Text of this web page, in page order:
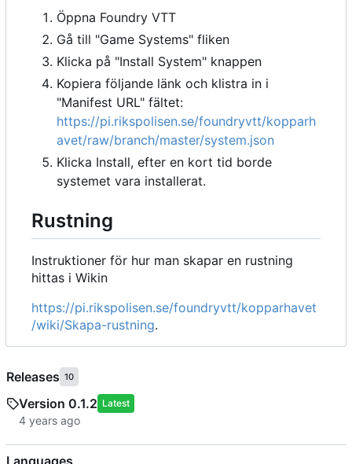
Öppna Foundry VTT
Gå till "Game Systems" fliken
Klicka på "Install System" knappen
Kopiera följande länk och klistra in i
"Manifest URL" fältet:
https://pi.rikspolisen.se/foundryvtt/kopparh
avet/raw/branch/master/system.json
Klicka Install, efter en kort tid borde
systemet vara installerat.
Rustning
Instruktioner för hur man skapar en rustning
hittas i Wikin
https://pi.rikspolisen.se/foundryvtt/kopparhavet
/wiki/Skapa-rustning.
Releases 10
Version 0.1.2 Latest
Languages